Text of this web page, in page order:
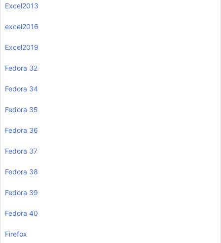
Excel2013
excel2016
Excel2019
Fedora 32
Fedora 34
Fedora 35
Fedora 36
Fedora 37
Fedora 38
Fedora 39
Fedora 40
Firefox